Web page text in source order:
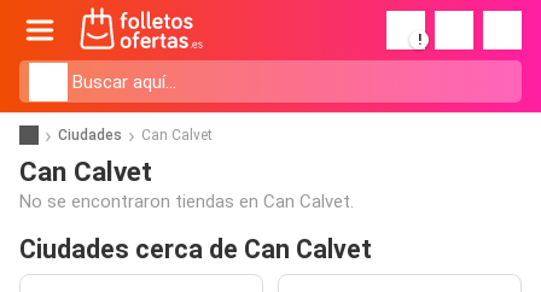
!
Ciudades Can Calvet
Can Calvet
No se encontraron tiendas en Can Calvet.
Ciudades cerca de Can Calvet